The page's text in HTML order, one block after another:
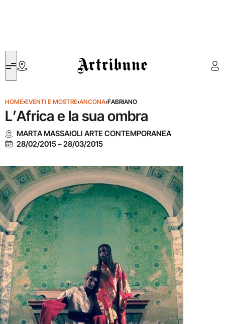
Artribune
HOME›EVENTI E MOSTRE›ANCONA›FABRIANO
L’Africa e la sua ombra
MARTA MASSAIOLI ARTE CONTEMPORANEA
28/02/2015–28/03/2015